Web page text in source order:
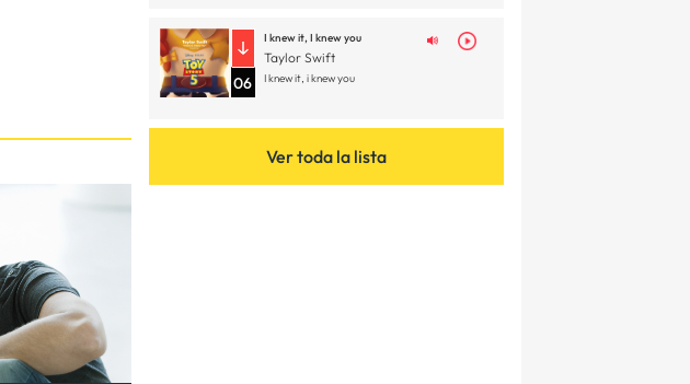
06
I knew it, I knew you
Taylor Swift
I knew it, i knew you
Ver toda la lista